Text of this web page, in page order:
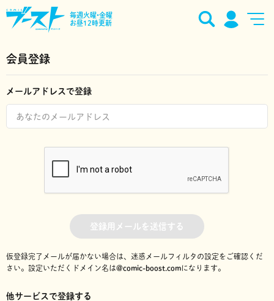
毎週火曜•金曜
お昼12時更新
会員登録
メールアドレスで登録
登録用メールを送信する
仮登録完了メールが届かない場合は、迷惑メールフィルタの設定をご確認くだ
さい。 設定いただくドメイン名は@comic-boost.comになります。
他サービスで登録する